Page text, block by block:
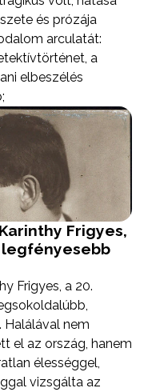
és prózája
arculatát:
a
elbeszélés
Frigyes,
Frigyes, a 20.
nem
el az ország, hanem
élességgel,
vizsgálta az